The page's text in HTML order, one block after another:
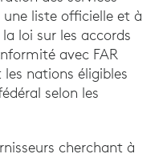
liste officielle et à
loi sur les accords
avec FAR
nations éligibles
selon les
cherchant à